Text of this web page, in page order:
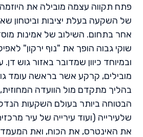
פתח תקווה עצמה מובילה את
של השקעה בעלת יציבות וביטחון
אחר בתחום. השילוב של אמינות
שוקי גבוה הופך את "נוף ירקון"
ובמיוחד כיוון שמדובר באזור גוש דן.
מובילים, קרקע אשר בראשה עומד
בהליך מתקדם מול הוועדה
הבטוחה ביותר בעולם השקעות
שלעירייה (ועוד עירייה של עיר
את האינטרס, את הכוח, ואת המעמד